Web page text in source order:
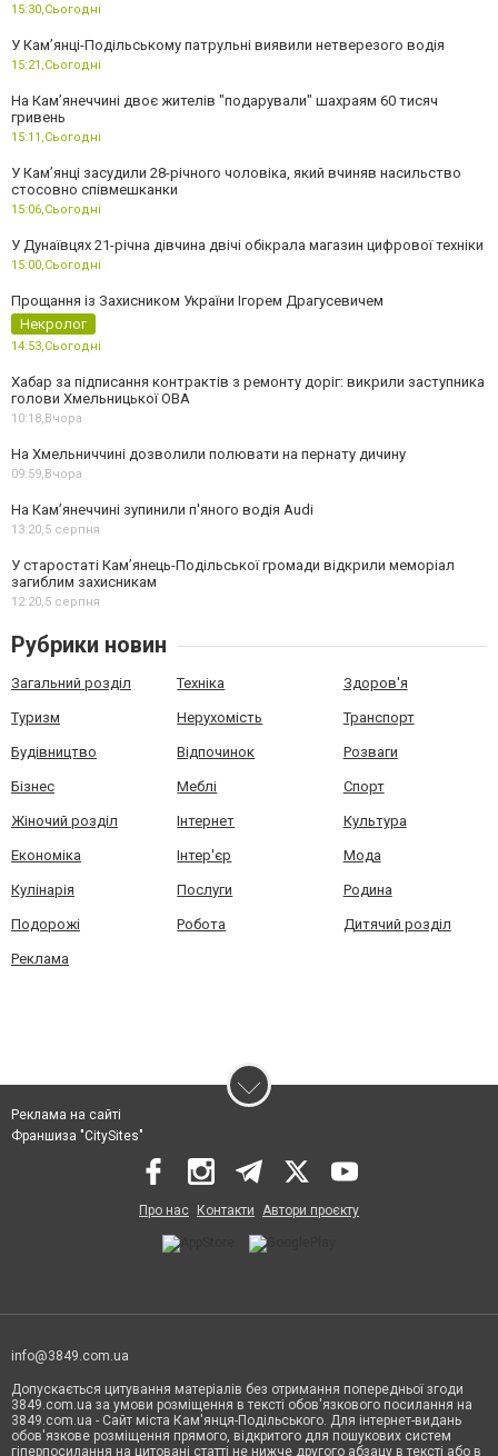
15:30,Сьогодні
У Кам’янці-Подільському патрульні виявили нетверезого водія
15:21,Сьогодні
На Камʼянеччині двоє жителів "подарували" шахраям 60 тисяч
гривень
15:11,Сьогодні
У Камʼянці засудили 28-річного чоловіка, який вчиняв насильство
стосовно співмешканки
15:06,Сьогодні
У Дунаївцях 21-річна дівчина двічі обікрала магазин цифрової техніки
15:00,Сьогодні
Прощання із Захисником України Ігорем Драгусевичем
Некролог
14:53,Сьогодні
Хабар за підписання контрактів з ремонту доріг: викрили заступника
голови Хмельницької ОВА
10:18,Вчора
На Хмельниччині дозволили полювати на пернату дичину
09:59,Вчора
На Камʼянеччині зупинили п'яного водія Audi
13:20,5 серпня
У старостаті Кам’янець-Подільської громади відкрили меморіал
загиблим захисникам
12:20,5 серпня
Рубрики новин
Загальний розділ Техніка Здоров'я
Туризм Нерухомість Транспорт
Будівництво Відпочинок Розваги
Бізнес Меблі Спорт
Жіночий розділ Інтернет Культура
Економіка Інтер'єр Мода
Кулінарія Послуги Родина
Подорожі Робота Дитячий розділ
Реклама
Реклама на сайті
Франшиза "CitySites"
Про нас Контакти Автори проєкту
info@3849.com.ua
Допускається цитування матеріалів без отримання попередньої згоди
3849.com.ua за умови розміщення в тексті обов'язкового посилання на
3849.com.ua - Сайт міста Кам'янця-Подільського. Для інтернет-видань
обов'язкове розміщення прямого, відкритого для пошукових систем
гіперпосилання на цитовані статті не нижче другого абзацу в тексті або в